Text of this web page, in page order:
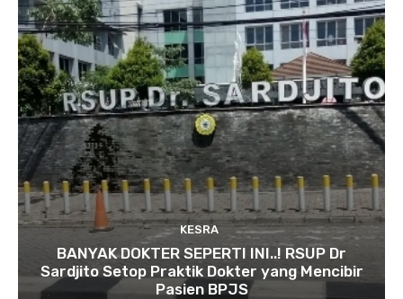
KESRA
BANYAK DOKTER SEPERTI INI..! RSUP Dr
Sardjito Setop Praktik Dokter yang Mencibir
Pasien BPJS